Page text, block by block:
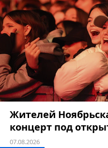
Жителей
концерт под
07.08.2026